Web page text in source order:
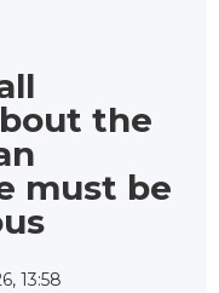
the
must be
13:58